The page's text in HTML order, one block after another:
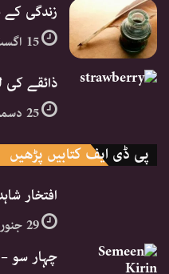
زندگی کے
15 اگست, 2020
ذائقے
25 دسمبر, 2024
پی ڈی ایف کتابیں پڑھیں
افتخار
29 جنوری, 2021
چہار سو